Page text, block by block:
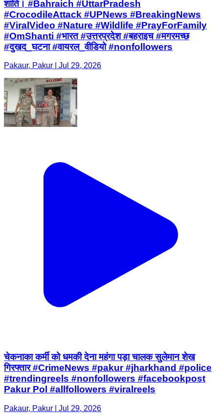
शांति। #Bahraich #UttarPradesh
#CrocodileAttack #UPNews #BreakingNews
#ViralVideo #Nature #Wildlife #PrayForFamily
#OmShanti #भारत #उत्तरप्रदेश #बहराइच #मगरमच्छ
#दुखद_घटना #वायरल_वीडियो #nonfollowers
Pakaur, Pakur | Jul 29, 2026
चेकनाका कर्मी को धमकी देना महंगा पड़ा चालक सुलेमान शेख
गिरफ्तार #CrimeNews #pakur #jharkhand #police
#trendingreels #nonfollowers #facebookpost
Pakur Pol #allfollowers #viralreels
Pakaur, Pakur | Jul 29, 2026